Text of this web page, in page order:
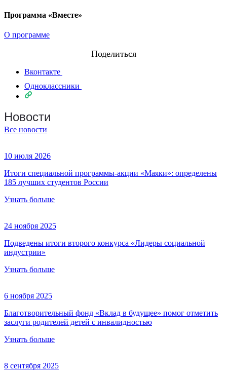
Программа «Вместе»
О программе
Поделиться
Вконтакте
Одноклассники
Новости
Все новости
10 июля 2026
Итоги специальной программы-акции «Маяки»: определены
185 лучших студентов России
Узнать больше
24 ноября 2025
Подведены итоги второго конкурса «Лидеры социальной
индустрии»
Узнать больше
6 ноября 2025
Благотворительный фонд «Вклад в будущее» помог отметить
заслуги родителей детей с инвалидностью
Узнать больше
8 сентября 2025